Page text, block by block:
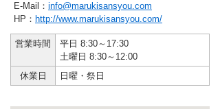
E-Mail： info@marukisansyou.com
HP： http://www.marukisansyou.com/
営業時間
平日 8:30～17:30
土曜日 8:30～12:00
休業日
日曜・祭日